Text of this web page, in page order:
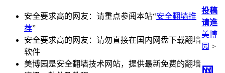
安全要求高的网友：请重点参阅本站“安全翻墙推
荐”
安全要求高的网友：请勿直接在国内网盘下载翻墙
软件
美博园是安全翻墙技术网站，提供最新免费的翻墙
投稿
请進
美博
园 >